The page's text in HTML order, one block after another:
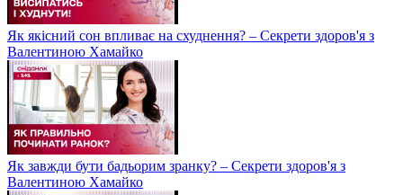
Як якісний сон впливає на схуднення? – Секрети здоров'я з
Валентиною Хамайко
Як завжди бути бадьорим зранку? – Секрети здоров'я з
Валентиною Хамайко